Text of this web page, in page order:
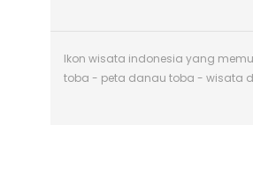
Ikon wisata indonesia yang
toba - peta danau toba - wisata